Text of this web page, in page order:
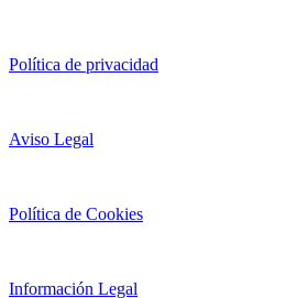
Política de privacidad
Aviso Legal
Política de Cookies
Información Legal